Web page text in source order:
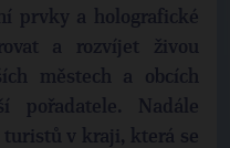
prvky a holografické
a rozvíjet živou
městech a obcích
pořadatele. Nadále
turistů v kraji, která se